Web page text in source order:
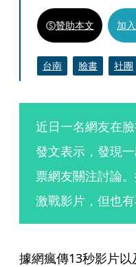
贊助本文 加
台南 臉書 社團
近日一名網友在
發文表示，發現
票網友關注討論
激戰影片，但也
據網瘋傳13秒影片